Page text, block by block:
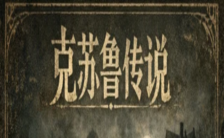
姆伊游戏书
剧本小游戏
返回剧本列表
恐怖
共 1 个剧本
呼唤：雾中之城与沉睡之神
一位普通的调查者，在断裂的线索与不可名状的梦境之间，触